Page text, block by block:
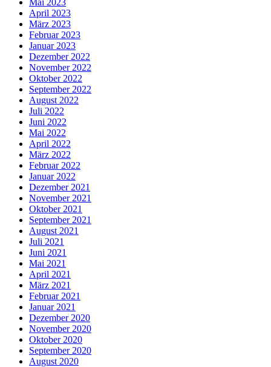
April 2023
März 2023
Februar 2023
Januar 2023
Dezember 2022
November 2022
Oktober 2022
September 2022
August 2022
Juli 2022
Juni 2022
Mai 2022
April 2022
März 2022
Februar 2022
Januar 2022
Dezember 2021
November 2021
Oktober 2021
September 2021
August 2021
Juli 2021
Juni 2021
Mai 2021
April 2021
März 2021
Februar 2021
Januar 2021
Dezember 2020
November 2020
Oktober 2020
September 2020
August 2020